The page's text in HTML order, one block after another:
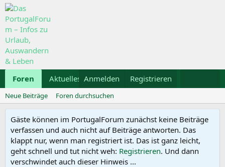
Foren Aktuelles Galerie Kalender
Anmelden Registrieren
Neue Beiträge Foren durchsuchen
Gäste können im PortugalForum zunächst keine Beiträge
verfassen und auch nicht auf Beiträge antworten. Das
klappt nur, wenn man registriert ist. Das ist ganz leicht,
geht schnell und tut nicht weh: Registrieren. Und dann
verschwindet auch dieser Hinweis ...